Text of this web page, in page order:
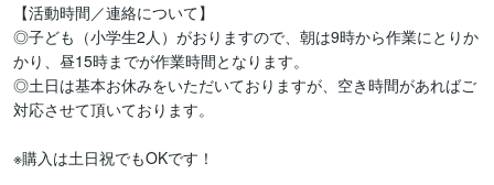
【活動時間／連絡について】
◎子ども（小学生2人）がおりますので、朝は9時から作業にとりか
かり、昼15時までが作業時間となります。
◎土日は基本お休みをいただいておりますが、空き時間があればご
対応させて頂いております。